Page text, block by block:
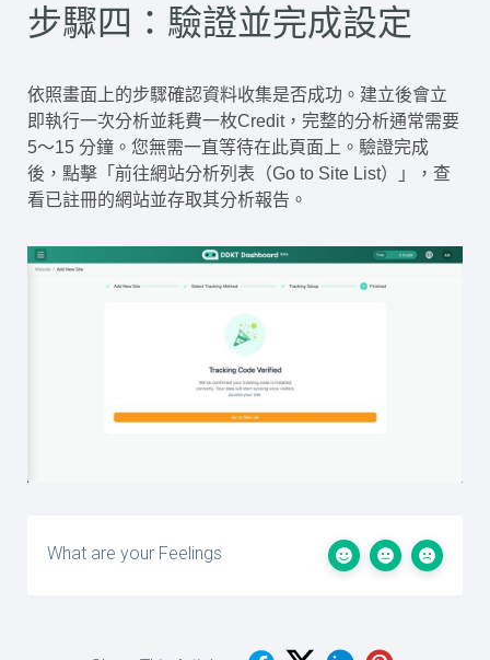
步驟四：驗證並完成設定
依照畫面上的步驟確認資料收集是否成功。建立後會立
即執行一次分析並耗費一枚Credit，完整的分析通常需要
5～15 分鐘。您無需一直等待在此頁面上。驗證完成
後，點擊「前往網站分析列表（Go to Site List）」，查
看已註冊的網站並存取其分析報告。
What are your Feelings